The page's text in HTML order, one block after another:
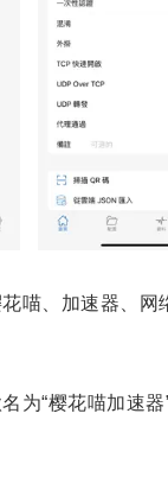
、加速器、网络
“樱花喵加速器”